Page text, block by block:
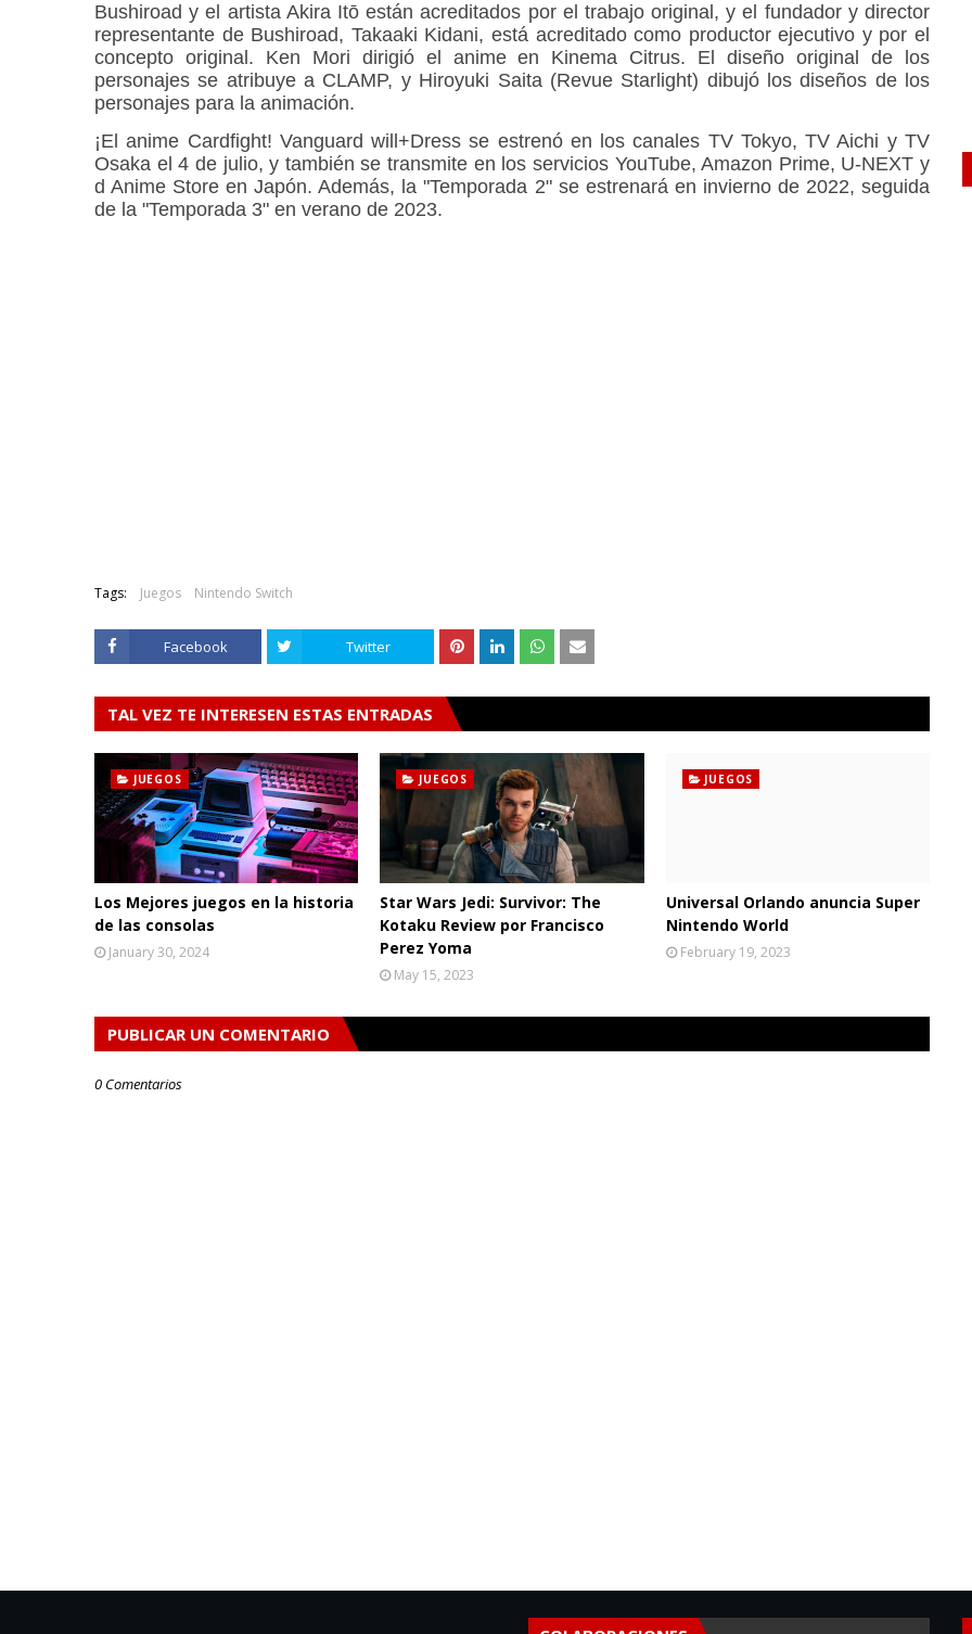
Bushiroad y el artista Akira Itō están acreditados por el trabajo original, y el fundador y director
representante de Bushiroad, Takaaki Kidani, está acreditado como productor ejecutivo y por el
concepto original. Ken Mori dirigió el anime en Kinema Citrus. El diseño original de los
personajes se atribuye a CLAMP, y Hiroyuki Saita (Revue Starlight) dibujó los diseños de los
personajes para la animación.
¡El anime Cardfight! Vanguard will+Dress se estrenó en los canales TV Tokyo, TV Aichi y TV
Osaka el 4 de julio, y también se transmite en los servicios YouTube, Amazon Prime, U-NEXT y
d Anime Store en Japón. Además, la "Temporada 2" se estrenará en invierno de 2022, seguida
de la "Temporada 3" en verano de 2023.
Tags: Juegos Nintendo Switch
Facebook Twitter
TAL VEZ TE INTERESEN ESTAS ENTRADAS
JUEGOS
Los Mejores juegos en la historia
de las consolas
January 30, 2024
JUEGOS
Star Wars Jedi: Survivor: The
Kotaku Review por Francisco
Perez Yoma
May 15, 2023
JUEGOS
Universal Orlando anuncia Super
Nintendo World
February 19, 2023
PUBLICAR UN COMENTARIO
0 Comentarios